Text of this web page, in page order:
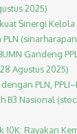
2025)
Sinergi
Gandeng
Agustus 2025)
PLN,
B3 Nasional
10K: Rayakan